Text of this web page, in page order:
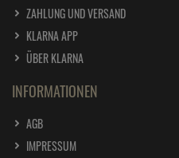
ZAHLUNG UND VERSAND
KLARNA APP
ÜBER KLARNA
INFORMATIONEN
AGB
IMPRESSUM